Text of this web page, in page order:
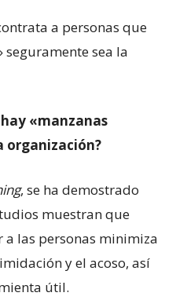
a personas que
sea la
«manzanas
organización?
, se ha demostrado
muestran que
las personas minimiza
y el acoso, así
útil.